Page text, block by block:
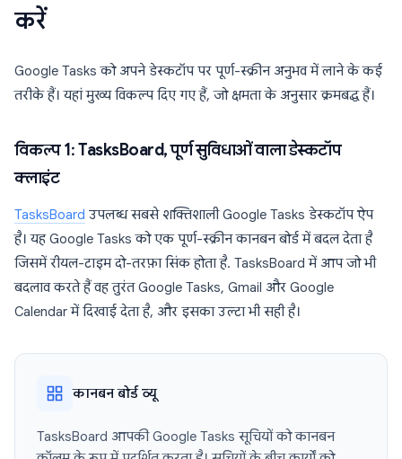
करें
Google Tasks को अपने डेस्कटॉप पर पूर्ण-स्क्रीन अनुभव में लाने के कई
तरीके हैं। यहां मुख्य विकल्प दिए गए हैं, जो क्षमता के अनुसार क्रमबद्ध हैं।
विकल्प 1: TasksBoard, पूर्ण सुविधाओं वाला डेस्कटॉप
क्लाइंट
TasksBoard उपलब्ध सबसे शक्तिशाली Google Tasks डेस्कटॉप ऐप
है। यह Google Tasks को एक पूर्ण-स्क्रीन कानबन बोर्ड में बदल देता है
जिसमें रीयल-टाइम दो-तरफ़ा सिंक होता है. TasksBoard में आप जो भी
बदलाव करते हैं वह तुरंत Google Tasks, Gmail और Google
Calendar में दिखाई देता है, और इसका उल्टा भी सही है।
कानबन बोर्ड व्यू
TasksBoard आपकी Google Tasks सूचियों को कानबन